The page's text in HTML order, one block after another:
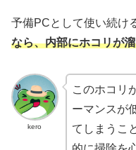
予備PCとして使い続け
なら、内部にホコリが
kero
このホコリ
ーマンスが
てしまうこ